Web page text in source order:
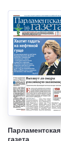
Парламентская
газета